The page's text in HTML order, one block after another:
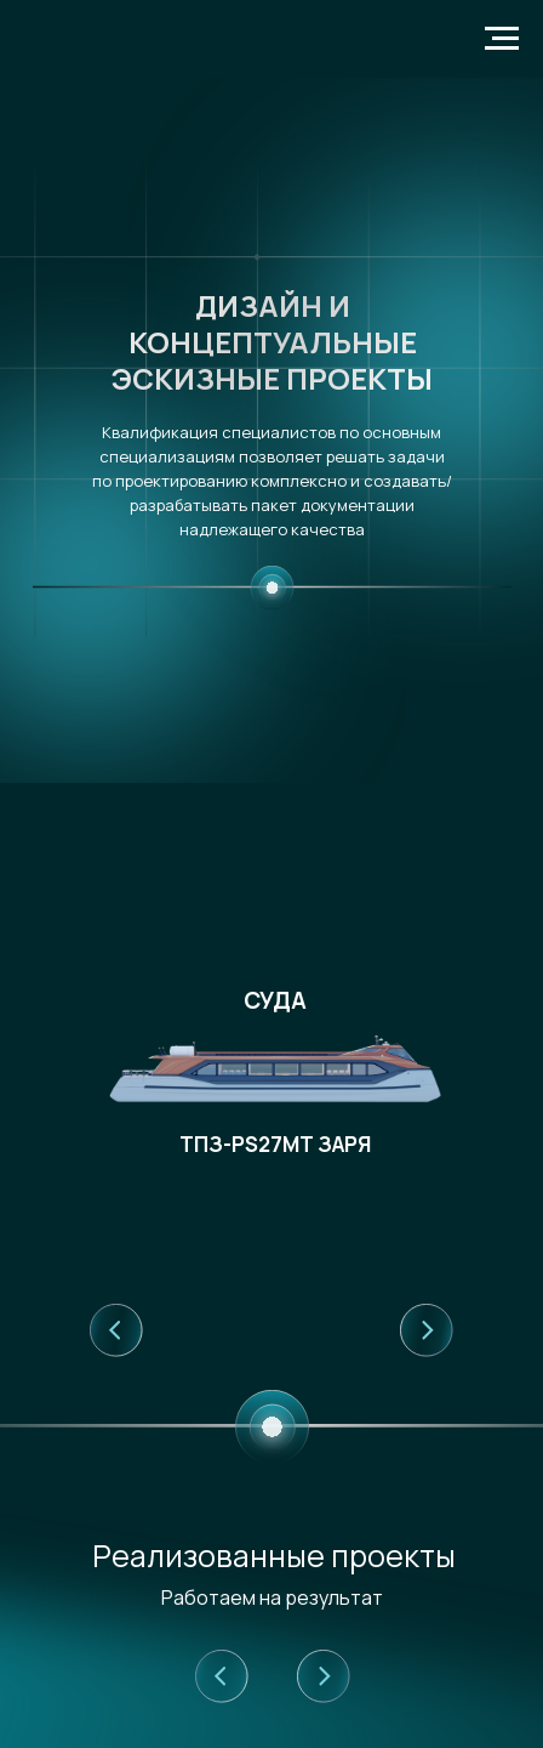
Квалификация специалистов по основным
специализациям позволяет решать задачи
по проектированию комплексно и создавать/
разрабатывать пакет документации
надлежащего качества
ДИЗАЙН И
КОНЦЕПТУАЛЬНЫЕ
ЭСКИЗНЫЕ ПРОЕКТЫ
СУДА
ТПЗ-PS27МТ ЗАРЯ
Суда
Реализованные проекты
Работаем на результат